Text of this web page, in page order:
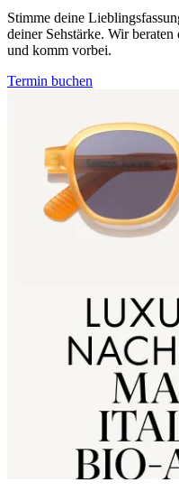
Stimme deine
deiner Sehstärke. Wir
und komm vorbei.
Termin buchen